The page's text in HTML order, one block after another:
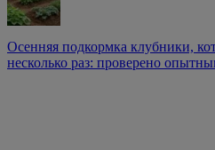
Осенняя подкормка клубники,
несколько раз: проверено